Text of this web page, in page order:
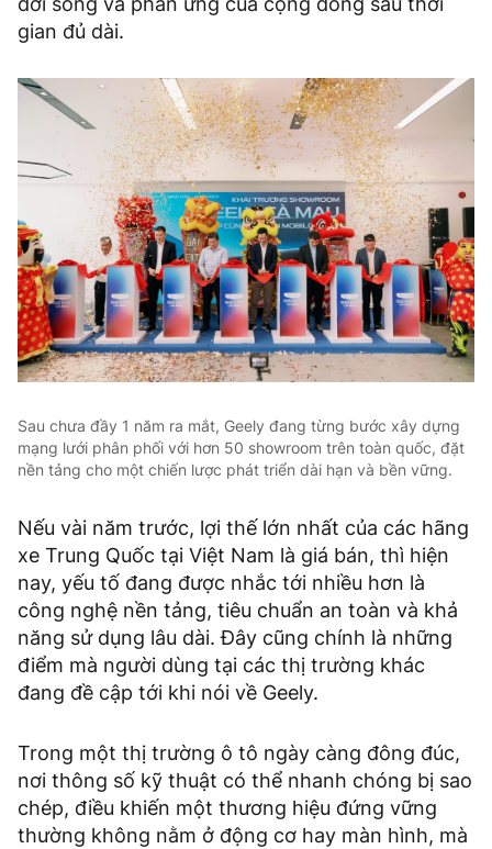
gian đủ dài.
Sau chưa đầy 1 năm ra mắt, Geely đang từng bước xây dựng
mạng lưới phân phối với hơn 50 showroom trên toàn quốc, đặt
nền tảng cho một chiến lược phát triển dài hạn và bền vững.
Nếu vài năm trước, lợi thế lớn nhất của các hãng
xe Trung Quốc tại Việt Nam là giá bán, thì hiện
nay, yếu tố đang được nhắc tới nhiều hơn là
công nghệ nền tảng, tiêu chuẩn an toàn và khả
năng sử dụng lâu dài. Đây cũng chính là những
điểm mà người dùng tại các thị trường khác
đang đề cập tới khi nói về Geely.
Trong một thị trường ô tô ngày càng đông đúc,
nơi thông số kỹ thuật có thể nhanh chóng bị sao
chép, điều khiến một thương hiệu đứng vững
thường không nằm ở động cơ hay màn hình, mà